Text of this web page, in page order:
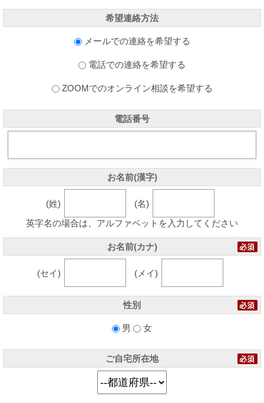
希望連絡方法
メールでの連絡を希望する
電話での連絡を希望する
ZOOMでのオンライン相談を希望する
電話番号
お名前(漢字)
(姓)
(名)
英字名の場合は、アルファベットを入力してください
お名前(カナ)
(セイ) (メイ)
性別
男 女
ご自宅所在地